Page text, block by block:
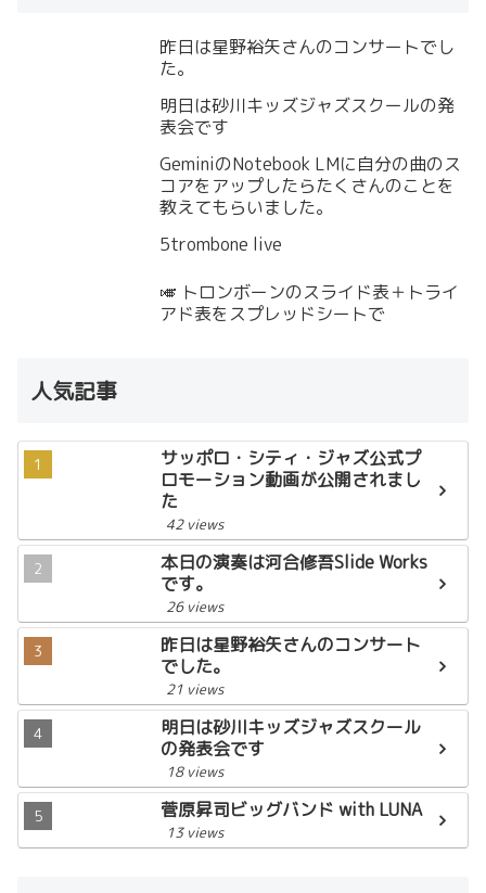
昨日は星野裕矢さんのコンサートでし
た。
明日は砂川キッズジャズスクールの発
表会です
GeminiのNotebook LMに自分の曲のス
コアをアップしたらたくさんのことを
教えてもらいました。
5trombone live
🎺 トロンボーンのスライド表＋トライ
アド表をスプレッドシートで
人気記事
サッポロ・シティ・ジャズ公式プ
ロモーション動画が公開されまし
た
42 views
本日の演奏は河合修吾Slide Works
です。
26 views
昨日は星野裕矢さんのコンサート
でした。
21 views
明日は砂川キッズジャズスクール
の発表会です
18 views
菅原昇司ビッグバンド with LUNA
13 views